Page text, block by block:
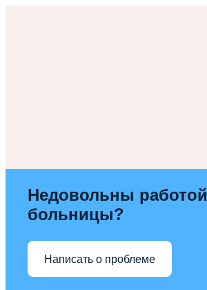
Недовольны работой
больницы?
Написать о проблеме